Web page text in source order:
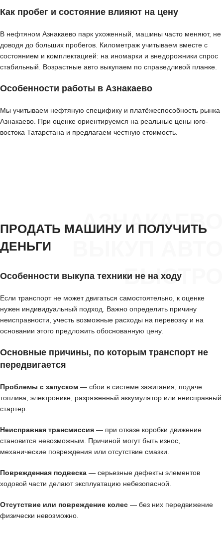
Как пробег и состояние влияют на цену
В нефтяном Азнакаево парк ухоженный, машины часто меняют, не
доводя до больших пробегов. Километраж учитываем вместе с
состоянием и комплектацией: на иномарки и внедорожники спрос
стабильный. Возрастные авто выкупаем по справедливой планке.
Особенности работы в Азнакаево
Мы учитываем нефтяную специфику и платёжеспособность рынка
Азнакаево. При оценке ориентируемся на реальные цены юго-
востока Татарстана и предлагаем честную стоимость.
АЗНАКАЕВО
БЫСТРО
ПРОДАТЬ МАШИНУ И ПОЛУЧИТЬ
ДЕНЬГИ
Особенности выкупа техники не на ходу
Если транспорт не может двигаться самостоятельно, к оценке
нужен индивидуальный подход. Важно определить причину
неисправности, учесть возможные расходы на перевозку и на
основании этого предложить обоснованную цену.
Основные причины, по которым транспорт не
передвигается
Проблемы с запуском — сбои в системе зажигания, подаче
топлива, электронике, разряженный аккумулятор или неисправный
стартер.
Неисправная трансмиссия — при отказе коробки движение
становится невозможным. Причиной могут быть износ,
механические повреждения или отсутствие смазки.
Поврежденная подвеска — серьезные дефекты элементов
ходовой части делают эксплуатацию небезопасной.
Отсутствие или повреждение колес — без них передвижение
физически невозможно.